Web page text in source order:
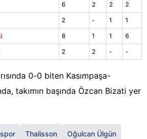
6 2 2 2
2 - 1 1
8 1 1 6
2 2 - -
0-0 biten Kasımpaşa-
takımın başında Özcan Bizati yer
Thalisson Oğulcan Ülgün